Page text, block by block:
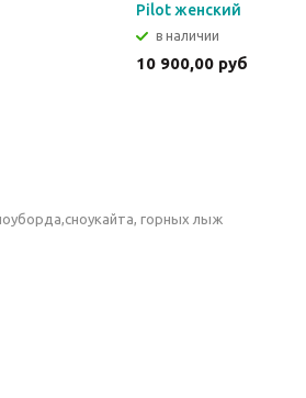
Pilot женский
в наличии
10 900,00 руб
горных лыж